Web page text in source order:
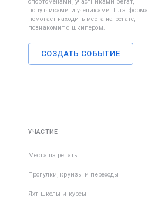
спортсменами, участниками регат,
попутчиками и учениками. Платформа
помогает находить места на регате,
познакомит с шкипером.
СОЗДАТЬ СОБЫТИЕ
УЧАСТИЕ
Места на регаты
Прогулки, круизы и переходы
Яхт школы и курсы